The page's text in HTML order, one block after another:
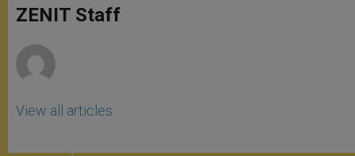
p
p
g
e
o
k
ZENIT Staff
View all articles